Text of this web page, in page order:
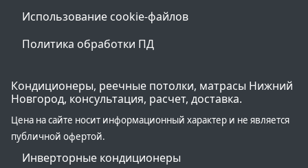
Использование cookie-файлов
Политика обработки ПД
Кондиционеры, реечные потолки, матрасы Нижний
Новгород, консультация, расчет, доставка.
Цена на сайте носит информационный характер и не является
публичной офертой.
Инверторные кондиционеры